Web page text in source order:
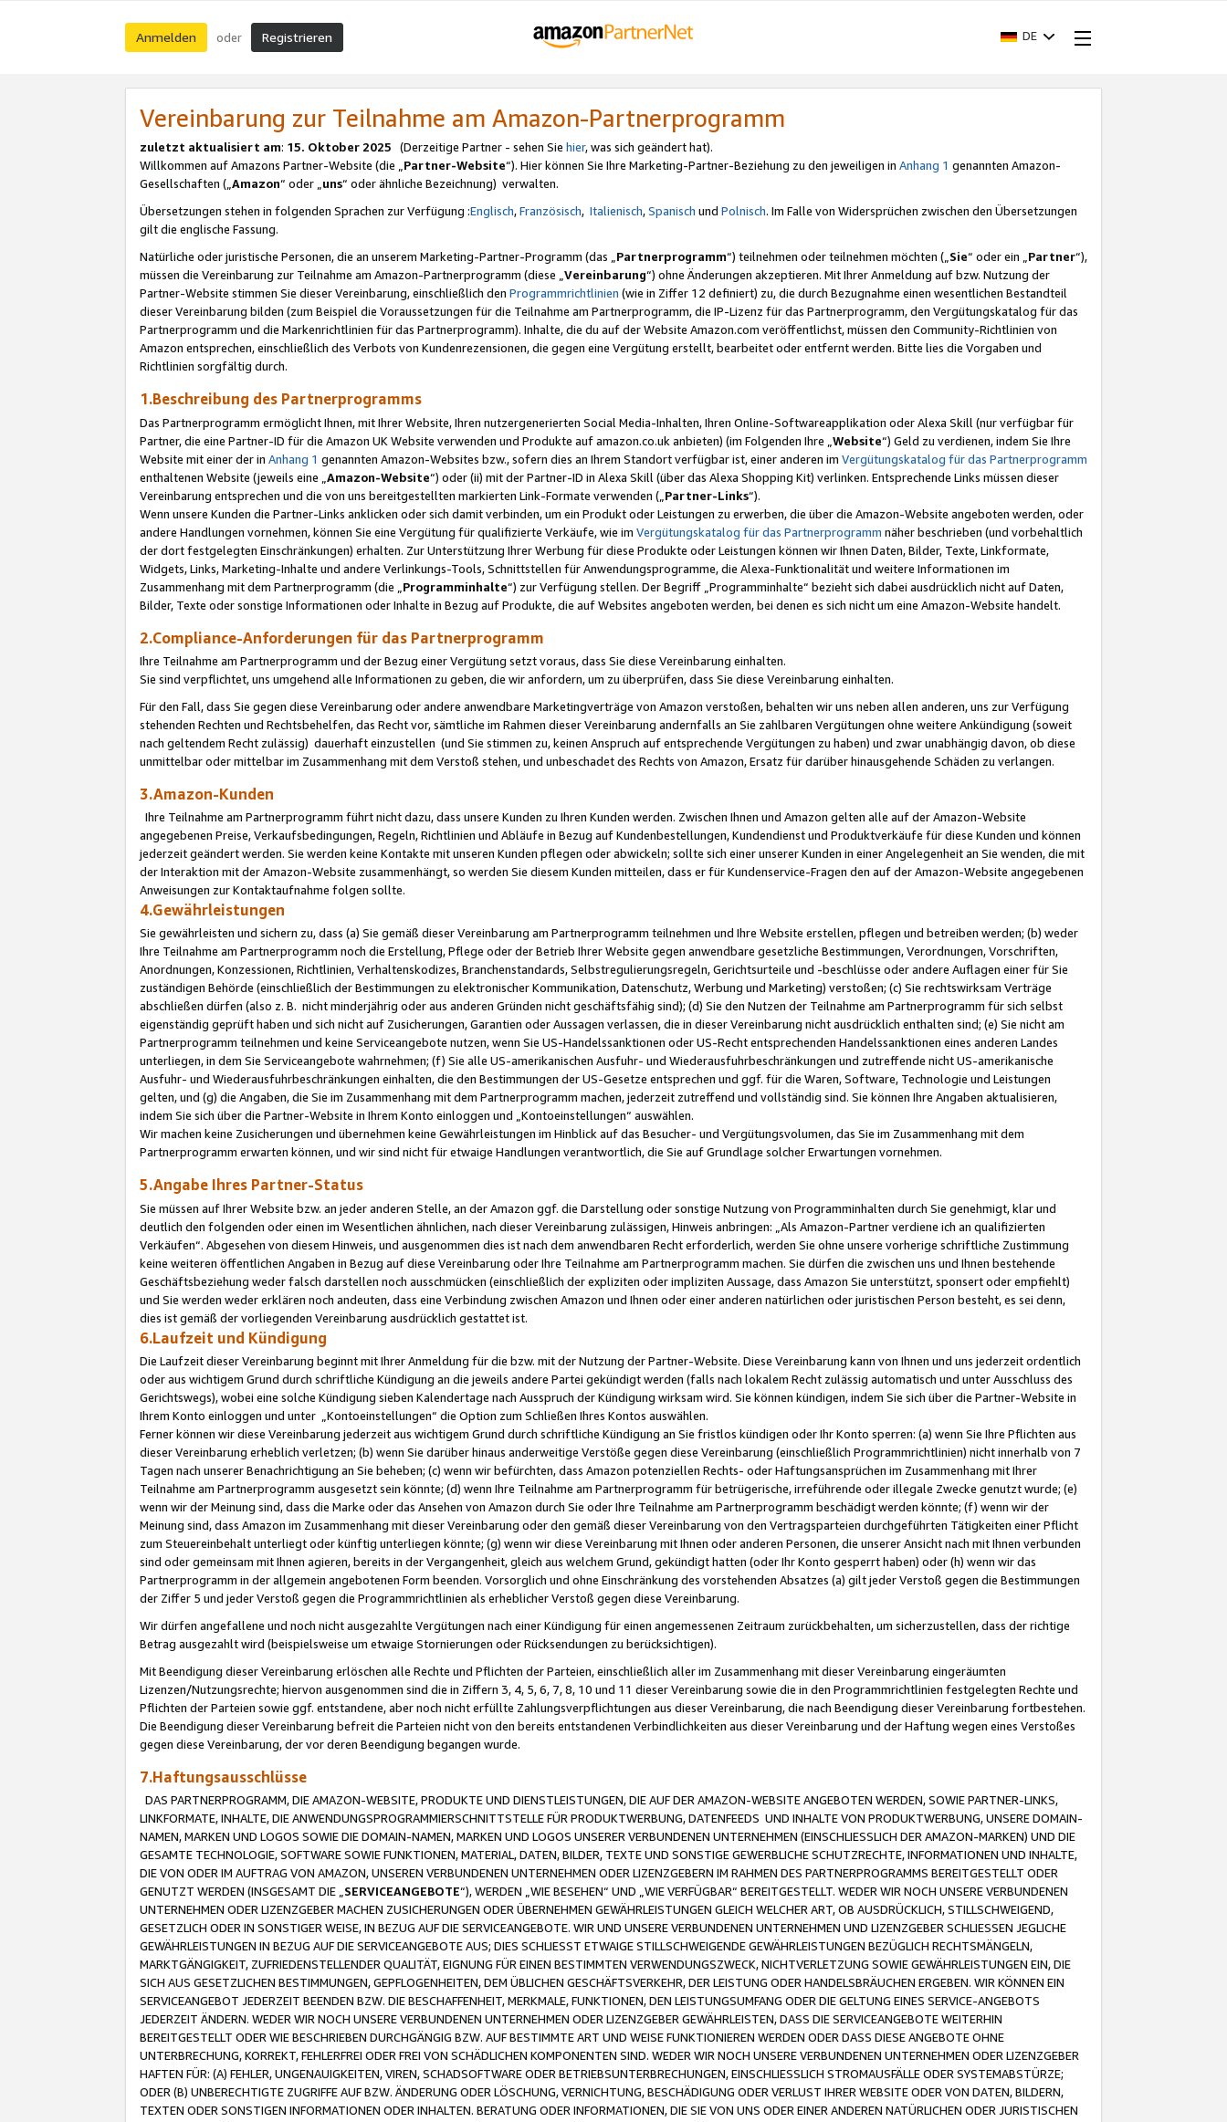
Anmelden oder Registrieren DE
Vereinbarung zur Teilnahme am Amazon-Partnerprogramm
zuletzt aktualisiert am: 15. Oktober 2025 (Derzeitige Partner - sehen Sie hier, was sich geändert hat).
Willkommen auf Amazons Partner-Website (die „Partner-Website“). Hier können Sie Ihre Marketing-Partner-Beziehung zu den jeweiligen in Anhang 1 genannten Amazon-
Gesellschaften („Amazon“ oder „uns“ oder ähnliche Bezeichnung) verwalten.
Übersetzungen stehen in folgenden Sprachen zur Verfügung :Englisch,Französisch, Italienisch,Spanisch und Polnisch. Im Falle von Widersprüchen zwischen den Übersetzungen
gilt die englische Fassung.
Natürliche oder juristische Personen, die an unserem Marketing-Partner-Programm (das „Partnerprogramm“) teilnehmen oder teilnehmen möchten („Sie“ oder ein „Partner“),
müssen die Vereinbarung zur Teilnahme am Amazon-Partnerprogramm (diese „Vereinbarung“) ohne Änderungen akzeptieren. Mit Ihrer Anmeldung auf bzw. Nutzung der
Partner-Website stimmen Sie dieser Vereinbarung, einschließlich den Programmrichtlinien (wie in Ziffer 12 definiert) zu, die durch Bezugnahme einen wesentlichen Bestandteil
dieser Vereinbarung bilden (zum Beispiel die Voraussetzungen für die Teilnahme am Partnerprogramm, die IP-Lizenz für das Partnerprogramm, den Vergütungskatalog für das
Partnerprogramm und die Markenrichtlinien für das Partnerprogramm). Inhalte, die du auf der Website Amazon.com veröffentlichst, müssen den Community-Richtlinien von
Amazon entsprechen, einschließlich des Verbots von Kundenrezensionen, die gegen eine Vergütung erstellt, bearbeitet oder entfernt werden. Bitte lies die Vorgaben und
Richtlinien sorgfältig durch.
1.Beschreibung des Partnerprogramms
Das Partnerprogramm ermöglicht Ihnen, mit Ihrer Website, Ihren nutzergenerierten Social Media-Inhalten, Ihren Online-Softwareapplikation oder Alexa Skill (nur verfügbar für
Partner, die eine Partner-ID für die Amazon UK Website verwenden und Produkte auf amazon.co.uk anbieten) (im Folgenden Ihre „ Website“) Geld zu verdienen, indem Sie Ihre
Website mit einer der in Anhang 1 genannten Amazon-Websites bzw., sofern dies an Ihrem Standort verfügbar ist, einer anderen im Vergütungskatalog für das Partnerprogramm
enthaltenen Website (jeweils eine „ Amazon-Website“) oder (ii) mit der Partner-ID in Alexa Skill (über das Alexa Shopping Kit) verlinken. Entsprechende Links müssen dieser
Vereinbarung entsprechen und die von uns bereitgestellten markierten Link-Formate verwenden („ Partner-Links“).
Wenn unsere Kunden die Partner-Links anklicken oder sich damit verbinden, um ein Produkt oder Leistungen zu erwerben, die über die Amazon-Website angeboten werden, oder
andere Handlungen vornehmen, können Sie eine Vergütung für qualifizierte Verkäufe, wie im Vergütungskatalog für das Partnerprogramm näher beschrieben (und vorbehaltlich
der dort festgelegten Einschränkungen) erhalten. Zur Unterstützung Ihrer Werbung für diese Produkte oder Leistungen können wir Ihnen Daten, Bilder, Texte, Linkformate,
Widgets, Links, Marketing-Inhalte und andere Verlinkungs-Tools, Schnittstellen für Anwendungsprogramme, die Alexa-Funktionalität und weitere Informationen im
Zusammenhang mit dem Partnerprogramm (die „ Programminhalte“) zur Verfügung stellen. Der Begriff „Programminhalte“ bezieht sich dabei ausdrücklich nicht auf Daten,
Bilder, Texte oder sonstige Informationen oder Inhalte in Bezug auf Produkte, die auf Websites angeboten werden, bei denen es sich nicht um eine Amazon-Website handelt.
2.Compliance-Anforderungen für das Partnerprogramm
Ihre Teilnahme am Partnerprogramm und der Bezug einer Vergütung setzt voraus, dass Sie diese Vereinbarung einhalten.
Sie sind verpflichtet, uns umgehend alle Informationen zu geben, die wir anfordern, um zu überprüfen, dass Sie diese Vereinbarung einhalten.
Für den Fall, dass Sie gegen diese Vereinbarung oder andere anwendbare Marketingverträge von Amazon verstoßen, behalten wir uns neben allen anderen, uns zur Verfügung
stehenden Rechten und Rechtsbehelfen, das Recht vor, sämtliche im Rahmen dieser Vereinbarung andernfalls an Sie zahlbaren Vergütungen ohne weitere Ankündigung (soweit
nach geltendem Recht zulässig) dauerhaft einzustellen (und Sie stimmen zu, keinen Anspruch auf entsprechende Vergütungen zu haben) und zwar unabhängig davon, ob diese
unmittelbar oder mittelbar im Zusammenhang mit dem Verstoß stehen, und unbeschadet des Rechts von Amazon, Ersatz für darüber hinausgehende Schäden zu verlangen.
3.Amazon-Kunden
Ihre Teilnahme am Partnerprogramm führt nicht dazu, dass unsere Kunden zu Ihren Kunden werden. Zwischen Ihnen und Amazon gelten alle auf der Amazon-Website
angegebenen Preise, Verkaufsbedingungen, Regeln, Richtlinien und Abläufe in Bezug auf Kundenbestellungen, Kundendienst und Produktverkäufe für diese Kunden und können
jederzeit geändert werden. Sie werden keine Kontakte mit unseren Kunden pflegen oder abwickeln; sollte sich einer unserer Kunden in einer Angelegenheit an Sie wenden, die mit
der Interaktion mit der Amazon-Website zusammenhängt, so werden Sie diesem Kunden mitteilen, dass er für Kundenservice-Fragen den auf der Amazon-Website angegebenen
Anweisungen zur Kontaktaufnahme folgen sollte.
4.Gewährleistungen
Sie gewährleisten und sichern zu, dass (a) Sie gemäß dieser Vereinbarung am Partnerprogramm teilnehmen und Ihre Website erstellen, pflegen und betreiben werden; (b) weder
Ihre Teilnahme am Partnerprogramm noch die Erstellung, Pflege oder der Betrieb Ihrer Website gegen anwendbare gesetzliche Bestimmungen, Verordnungen, Vorschriften,
Anordnungen, Konzessionen, Richtlinien, Verhaltenskodizes, Branchenstandards, Selbstregulierungsregeln, Gerichtsurteile und -beschlüsse oder andere Auflagen einer für Sie
zuständigen Behörde (einschließlich der Bestimmungen zu elektronischer Kommunikation, Datenschutz, Werbung und Marketing) verstoßen; (c) Sie rechtswirksam Verträge
abschließen dürfen (also z. B. nicht minderjährig oder aus anderen Gründen nicht geschäftsfähig sind); (d) Sie den Nutzen der Teilnahme am Partnerprogramm für sich selbst
eigenständig geprüft haben und sich nicht auf Zusicherungen, Garantien oder Aussagen verlassen, die in dieser Vereinbarung nicht ausdrücklich enthalten sind; (e) Sie nicht am
Partnerprogramm teilnehmen und keine Serviceangebote nutzen, wenn Sie US-Handelssanktionen oder US-Recht entsprechenden Handelssanktionen eines anderen Landes
unterliegen, in dem Sie Serviceangebote wahrnehmen; (f) Sie alle US-amerikanischen Ausfuhr- und Wiederausfuhrbeschränkungen und zutreffende nicht US-amerikanische
Ausfuhr- und Wiederausfuhrbeschränkungen einhalten, die den Bestimmungen der US-Gesetze entsprechen und ggf. für die Waren, Software, Technologie und Leistungen
gelten, und (g) die Angaben, die Sie im Zusammenhang mit dem Partnerprogramm machen, jederzeit zutreffend und vollständig sind. Sie können Ihre Angaben aktualisieren,
indem Sie sich über die Partner-Website in Ihrem Konto einloggen und „Kontoeinstellungen“ auswählen.
Wir machen keine Zusicherungen und übernehmen keine Gewährleistungen im Hinblick auf das Besucher- und Vergütungsvolumen, das Sie im Zusammenhang mit dem
Partnerprogramm erwarten können, und wir sind nicht für etwaige Handlungen verantwortlich, die Sie auf Grundlage solcher Erwartungen vornehmen.
5.Angabe Ihres Partner-Status
Sie müssen auf Ihrer Website bzw. an jeder anderen Stelle, an der Amazon ggf. die Darstellung oder sonstige Nutzung von Programminhalten durch Sie genehmigt, klar und
deutlich den folgenden oder einen im Wesentlichen ähnlichen, nach dieser Vereinbarung zulässigen, Hinweis anbringen: „Als Amazon-Partner verdiene ich an qualifizierten
Verkäufen“. Abgesehen von diesem Hinweis, und ausgenommen dies ist nach dem anwendbaren Recht erforderlich, werden Sie ohne unsere vorherige schriftliche Zustimmung
keine weiteren öffentlichen Angaben in Bezug auf diese Vereinbarung oder Ihre Teilnahme am Partnerprogramm machen. Sie dürfen die zwischen uns und Ihnen bestehende
Geschäftsbeziehung weder falsch darstellen noch ausschmücken (einschließlich der expliziten oder impliziten Aussage, dass Amazon Sie unterstützt, sponsert oder empfiehlt)
und Sie werden weder erklären noch andeuten, dass eine Verbindung zwischen Amazon und Ihnen oder einer anderen natürlichen oder juristischen Person besteht, es sei denn,
dies ist gemäß der vorliegenden Vereinbarung ausdrücklich gestattet ist.
6.Laufzeit und Kündigung
Die Laufzeit dieser Vereinbarung beginnt mit Ihrer Anmeldung für die bzw. mit der Nutzung der Partner-Website. Diese Vereinbarung kann von Ihnen und uns jederzeit ordentlich
oder aus wichtigem Grund durch schriftliche Kündigung an die jeweils andere Partei gekündigt werden (falls nach lokalem Recht zulässig automatisch und unter Ausschluss des
Gerichtswegs), wobei eine solche Kündigung sieben Kalendertage nach Ausspruch der Kündigung wirksam wird. Sie können kündigen, indem Sie sich über die Partner-Website in
Ihrem Konto einloggen und unter „Kontoeinstellungen“ die Option zum Schließen Ihres Kontos auswählen.
Ferner können wir diese Vereinbarung jederzeit aus wichtigem Grund durch schriftliche Kündigung an Sie fristlos kündigen oder Ihr Konto sperren: (a) wenn Sie Ihre Pflichten aus
dieser Vereinbarung erheblich verletzen; (b) wenn Sie darüber hinaus anderweitige Verstöße gegen diese Vereinbarung (einschließlich Programmrichtlinien) nicht innerhalb von 7
Tagen nach unserer Benachrichtigung an Sie beheben; (c) wenn wir befürchten, dass Amazon potenziellen Rechts- oder Haftungsansprüchen im Zusammenhang mit Ihrer
Teilnahme am Partnerprogramm ausgesetzt sein könnte; (d) wenn Ihre Teilnahme am Partnerprogramm für betrügerische, irreführende oder illegale Zwecke genutzt wurde; (e)
wenn wir der Meinung sind, dass die Marke oder das Ansehen von Amazon durch Sie oder Ihre Teilnahme am Partnerprogramm beschädigt werden könnte; (f) wenn wir der
Meinung sind, dass Amazon im Zusammenhang mit dieser Vereinbarung oder den gemäß dieser Vereinbarung von den Vertragsparteien durchgeführten Tätigkeiten einer Pflicht
zum Steuereinbehalt unterliegt oder künftig unterliegen könnte; (g) wenn wir diese Vereinbarung mit Ihnen oder anderen Personen, die unserer Ansicht nach mit Ihnen verbunden
sind oder gemeinsam mit Ihnen agieren, bereits in der Vergangenheit, gleich aus welchem Grund, gekündigt hatten (oder Ihr Konto gesperrt haben) oder (h) wenn wir das
Partnerprogramm in der allgemein angebotenen Form beenden. Vorsorglich und ohne Einschränkung des vorstehenden Absatzes (a) gilt jeder Verstoß gegen die Bestimmungen
der Ziffer 5 und jeder Verstoß gegen die Programmrichtlinien als erheblicher Verstoß gegen diese Vereinbarung.
Wir dürfen angefallene und noch nicht ausgezahlte Vergütungen nach einer Kündigung für einen angemessenen Zeitraum zurückbehalten, um sicherzustellen, dass der richtige
Betrag ausgezahlt wird (beispielsweise um etwaige Stornierungen oder Rücksendungen zu berücksichtigen).
Mit Beendigung dieser Vereinbarung erlöschen alle Rechte und Pflichten der Parteien, einschließlich aller im Zusammenhang mit dieser Vereinbarung eingeräumten
Lizenzen/Nutzungsrechte; hiervon ausgenommen sind die in Ziffern 3, 4, 5, 6, 7, 8, 10 und 11 dieser Vereinbarung sowie die in den Programmrichtlinien festgelegten Rechte und
Pflichten der Parteien sowie ggf. entstandene, aber noch nicht erfüllte Zahlungsverpflichtungen aus dieser Vereinbarung, die nach Beendigung dieser Vereinbarung fortbestehen.
Die Beendigung dieser Vereinbarung befreit die Parteien nicht von den bereits entstandenen Verbindlichkeiten aus dieser Vereinbarung und der Haftung wegen eines Verstoßes
gegen diese Vereinbarung, der vor deren Beendigung begangen wurde.
7.Haftungsausschlüsse
DAS PARTNERPROGRAMM, DIE AMAZON-WEBSITE, PRODUKTE UND DIENSTLEISTUNGEN, DIE AUF DER AMAZON-WEBSITE ANGEBOTEN WERDEN, SOWIE PARTNER-LINKS,
LINKFORMATE, INHALTE, DIE ANWENDUNGSPROGRAMMIERSCHNITTSTELLE FÜR PRODUKTWERBUNG, DATENFEEDS UND INHALTE VON PRODUKTWERBUNG, UNSERE DOMAIN-
NAMEN, MARKEN UND LOGOS SOWIE DIE DOMAIN-NAMEN, MARKEN UND LOGOS UNSERER VERBUNDENEN UNTERNEHMEN (EINSCHLIESSLICH DER AMAZON-MARKEN) UND DIE
GESAMTE TECHNOLOGIE, SOFTWARE SOWIE FUNKTIONEN, MATERIAL, DATEN, BILDER, TEXTE UND SONSTIGE GEWERBLICHE SCHUTZRECHTE, INFORMATIONEN UND INHALTE,
DIE VON ODER IM AUFTRAG VON AMAZON, UNSEREN VERBUNDENEN UNTERNEHMEN ODER LIZENZGEBERN IM RAHMEN DES PARTNERPROGRAMMS BEREITGESTELLT ODER
GENUTZT WERDEN (INSGESAMT DIE „ SERVICEANGEBOTE“), WERDEN „WIE BESEHEN“ UND „WIE VERFÜGBAR“ BEREITGESTELLT. WEDER WIR NOCH UNSERE VERBUNDENEN
UNTERNEHMEN ODER LIZENZGEBER MACHEN ZUSICHERUNGEN ODER ÜBERNEHMEN GEWÄHRLEISTUNGEN GLEICH WELCHER ART, OB AUSDRÜCKLICH, STILLSCHWEIGEND,
GESETZLICH ODER IN SONSTIGER WEISE, IN BEZUG AUF DIE SERVICEANGEBOTE. WIR UND UNSERE VERBUNDENEN UNTERNEHMEN UND LIZENZGEBER SCHLIESSEN JEGLICHE
GEWÄHRLEISTUNGEN IN BEZUG AUF DIE SERVICEANGEBOTE AUS; DIES SCHLIESST ETWAIGE STILLSCHWEIGENDE GEWÄHRLEISTUNGEN BEZÜGLICH RECHTSMÄNGELN,
MARKTGÄNGIGKEIT, ZUFRIEDENSTELLENDER QUALITÄT, EIGNUNG FÜR EINEN BESTIMMTEN VERWENDUNGSZWECK, NICHTVERLETZUNG SOWIE GEWÄHRLEISTUNGEN EIN, DIE
SICH AUS GESETZLICHEN BESTIMMUNGEN, GEPFLOGENHEITEN, DEM ÜBLICHEN GESCHÄFTSVERKEHR, DER LEISTUNG ODER HANDELSBRÄUCHEN ERGEBEN. WIR KÖNNEN EIN
SERVICEANGEBOT JEDERZEIT BEENDEN BZW. DIE BESCHAFFENHEIT, MERKMALE, FUNKTIONEN, DEN LEISTUNGSUMFANG ODER DIE GELTUNG EINES SERVICE-ANGEBOTS
JEDERZEIT ÄNDERN. WEDER WIR NOCH UNSERE VERBUNDENEN UNTERNEHMEN ODER LIZENZGEBER GEWÄHRLEISTEN, DASS DIE SERVICEANGEBOTE WEITERHIN
BEREITGESTELLT ODER WIE BESCHRIEBEN DURCHGÄNGIG BZW. AUF BESTIMMTE ART UND WEISE FUNKTIONIEREN WERDEN ODER DASS DIESE ANGEBOTE OHNE
UNTERBRECHUNG, KORREKT, FEHLERFREI ODER FREI VON SCHÄDLICHEN KOMPONENTEN SIND. WEDER WIR NOCH UNSERE VERBUNDENEN UNTERNEHMEN ODER LIZENZGEBER
HAFTEN FÜR: (A) FEHLER, UNGENAUIGKEITEN, VIREN, SCHADSOFTWARE ODER BETRIEBSUNTERBRECHUNGEN, EINSCHLIESSLICH STROMAUSFÄLLE ODER SYSTEMABSTÜRZE;
ODER (B) UNBERECHTIGTE ZUGRIFFE AUF BZW. ÄNDERUNG ODER LÖSCHUNG, VERNICHTUNG, BESCHÄDIGUNG ODER VERLUST IHRER WEBSITE ODER VON DATEN, BILDERN,
TEXTEN ODER SONSTIGEN INFORMATIONEN ODER INHALTEN. BERATUNG ODER INFORMATIONEN, DIE SIE VON UNS ODER EINER ANDEREN NATÜRLICHEN ODER JURISTISCHEN